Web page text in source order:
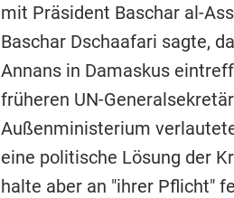
mit Präsident Baschar al-
Baschar Dschaafari sagte,
Annans in Damaskus
früheren UN-
Außenministerium
eine politische Lösung der
halte aber an "ihrer Pflicht"